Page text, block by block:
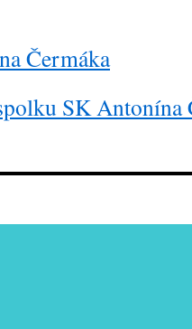
Čermáka
SK Antonína